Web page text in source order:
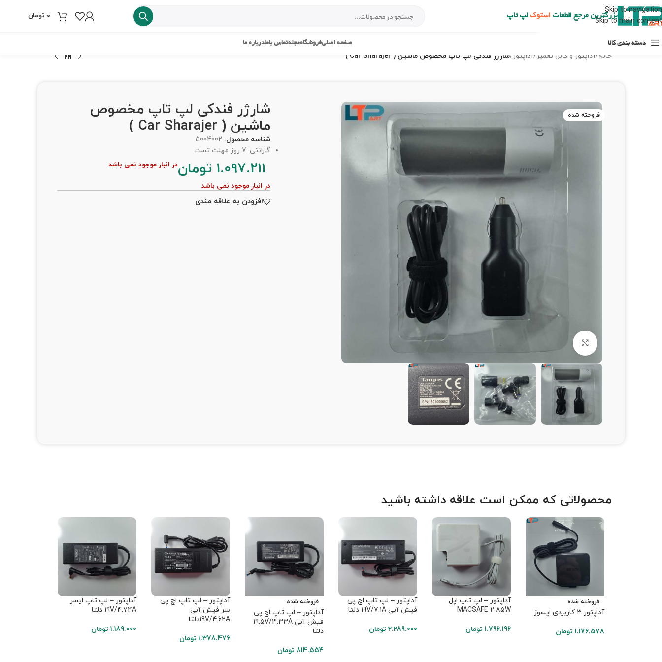
Skip to navigation
Skip to main content
بزرگترین مرجع قطعات استوک لپ تاپ 0 تومان
دسته بندی کالا صفحه اصلیفروشگاهمجلهتماس بامادرباره ما
خانه /آداپتور و کابل تعمیر /آداپتور /شارژر فندکی لپ تاپ مخصوص ماشین ( Car Sharajer )
فروخته شده
شارژر فندکی لپ تاپ مخصوص
ماشین ( Car Sharajer )
شناسه محصول: 5004002
گارانتی: 7 روز مهلت تست
1.097.211 توماندر انبار موجود نمی باشد
در انبار موجود نمی باشد
افزودن به علاقه مندی
محصولاتی که ممکن است علاقه داشته باشید
فروخته شده
آداپتور ۳ کاربردی ایسوز
1.176.578 تومان
آداپتور – لپ تاپ اپل
MACSAFE 2 85W
1.796.196 تومان
آداپتور – لپ تاپ اچ پی
فیش آبی 19V/7.1A دلتا
2.289.000 تومان
فروخته شده
آداپتور – لپ تاپ اچ پی
فیش آبی 19.5V/3.33A
دلتا
814.554 تومان
آداپتور – لپ تاپ اچ پی
سر فیش آبی
19V/4.62Aدلتا
1.378.476 تومان
آداپتور – لپ تاپ ایسر
19V/4.74A دلتا
1.189.000 تومان